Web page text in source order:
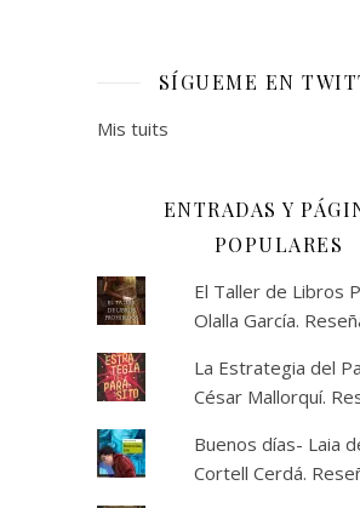
SÍGUEME EN
Mis tuits
ENTRADAS Y
POPULARES
El Taller de Libros
Olalla García.
La Estrategia del
César Mallorquí.
Buenos días- Laia
Cortell Cerdá.